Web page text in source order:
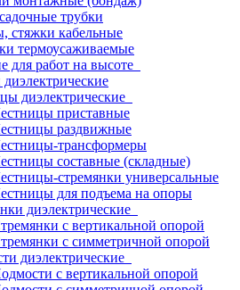
трубки
стяжки кабельные
термоусаживаемые
для работ на высоте
диэлектрические
приставные
раздвижные
трансформеры
составные (складные)
стремянки универсальные
для подъема на опоры
диэлектрические
с вертикальной опорой
с симметричной опорой
диэлектрические
с вертикальной опорой